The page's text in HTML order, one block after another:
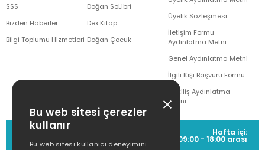
SSS
Bizden Haberler
Bilgi Toplumu Hizmetleri
Doğan SoLibri
Dex Kitap
Doğan Çocuk
Üyelik Sözleşmesi
İletişim Formu
Aydınlatma Metni
Genel Aydınlatma Metni
İlgili Kişi Başvuru Formu
Çekiliş Aydınlatma
Metni
MÜŞTERİ HİZMETLERİ
(0212) 373 77 00
Hafta içi:
09:00 - 18:00 arası
Bu web sitesi çerezler
kullanır
Bu web sitesi kullanıcı deneyimini